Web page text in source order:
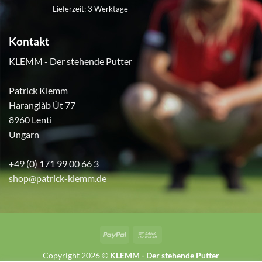
Lieferzeit:3 Werktage
Kontakt
KLEMM - Der stehende Putter
Patrick Klemm
Haranglàb Ùt 77
8960 Lenti
Ungarn
+49 (0) 171 99 00 66 3
shop@patrick-klemm.de
PayPal
Copyright 2026 © KLEMM - Der stehende Putter